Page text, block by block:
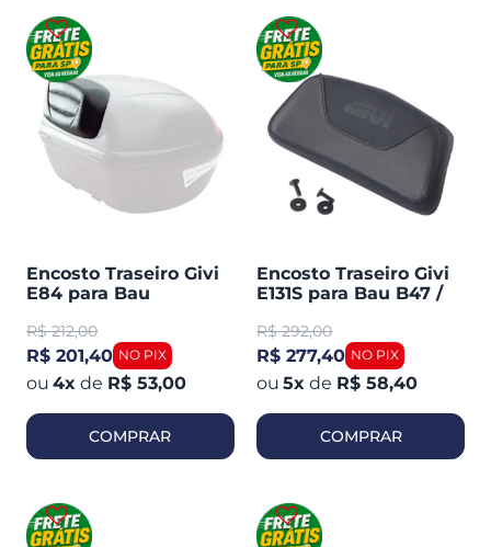
Encosto Traseiro Givi
E84 para Bau
R$ 212,00
R$ 201,40
4x de R$ 53,00
COMPRAR
Encosto Traseiro Givi
E131S para Bau B47 /
R$ 292,00
R$ 277,40
5x de R$ 58,40
COMPRAR